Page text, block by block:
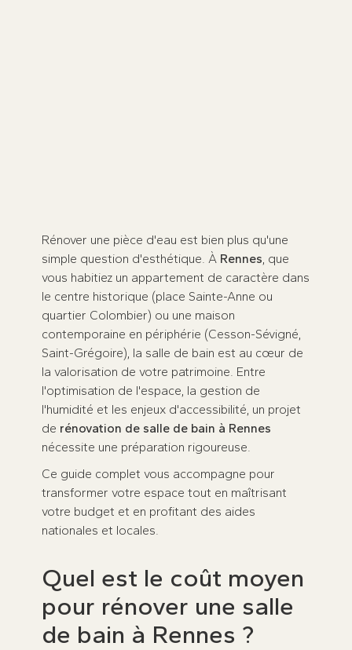
Rénover une pièce d'eau est bien plus qu'une
simple question d'esthétique. À Rennes , que
vous habitiez un appartement de caractère dans
le centre historique (place Sainte-Anne ou
quartier Colombier) ou une maison
contemporaine en périphérie (Cesson-Sévigné,
Saint-Grégoire), la salle de bain est au cœur de
la valorisation de votre patrimoine. Entre
l'optimisation de l'espace, la gestion de
l'humidité et les enjeux d'accessibilité, un projet
de rénovation de salle de bain à Rennes
nécessite une préparation rigoureuse.
Ce guide complet vous accompagne pour
transformer votre espace tout en maîtrisant
votre budget et en profitant des aides
nationales et locales.
Quel est le coût moyen
pour rénover une salle
de bain à Rennes ?